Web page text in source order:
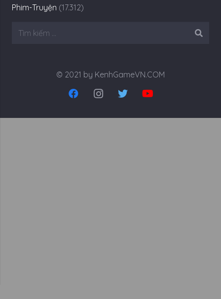
Phim-Truyện (17.312)
Tìm
© 2021 by KenhGameVN.COM